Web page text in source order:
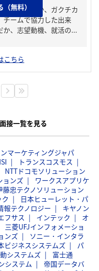
り越えたか、ガクチカ
チームで協力した出来
、志望動機、就活の...
無料）
こちら
接一覧を見る
マーケティングジャパ
トランスコスモス
NTTドコモソリューション
ョンズ
ワークスアプリケ
藤忠テクノソリューション
日本ヒューレット・パ
報テクノロジー
キヤノン
フサス インテック
オ
三菱UFJインフォメーショ
ンズ
ソニー・インタラ
ビジネスシステムズ
パ
システムズ
富士通
システム
帝国データバ